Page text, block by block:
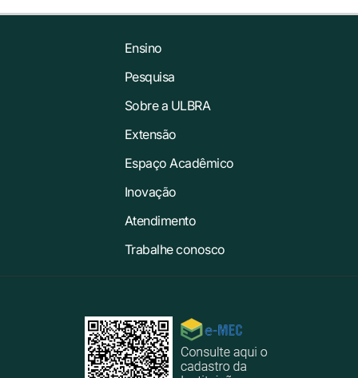
Ensino
Pesquisa
Sobre a ULBRA
Extensão
Espaço Acadêmico
Inovação
Atendimento
Trabalhe conosco